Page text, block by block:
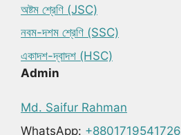
অষ্টম শ্রেণি (JSC)
নবম-দশম শ্রেণি (SSC)
একাদশ-দ্বাদশ (HSC)
Admin
Md. Saifur Rahman
WhatsApp: +8801719541726